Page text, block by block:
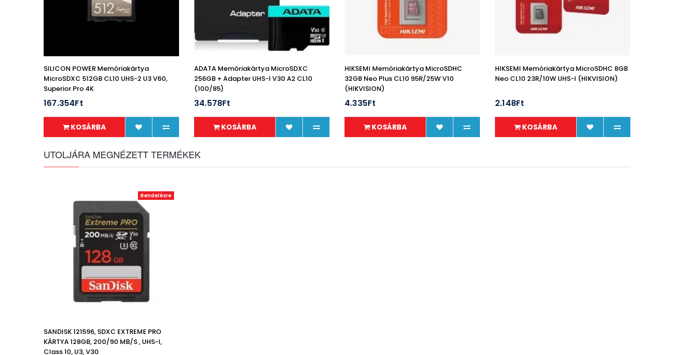
SILICON POWER Memóriakártya
MicroSDXC 512GB CL10 UHS-2 U3 V60,
Superior Pro 4K
167.354Ft
KOSÁRBA
ADATA Memóriakártya MicroSDXC
256GB + Adapter UHS-I V30 A2 CL10
(100/85)
34.578Ft
KOSÁRBA
HIKSEMI Memóriakártya MicroSDHC
32GB Neo Plus CL10 95R/25W V10
(HIKVISION)
4.335Ft
KOSÁRBA
HIKSEMI Memóriakártya MicroSDHC 8GB
Neo CL10 23R/10W UHS-I (HIKVISION)
2.148Ft
KOSÁRBA
UTOLJÁRA MEGNÉZETT TERMÉKEK
Rendelésre
SANDISK 121596, SDXC EXTREME PRO
KÁRTYA 128GB, 200/90 MB/s , UHS-I,
Class 10, U3, V30